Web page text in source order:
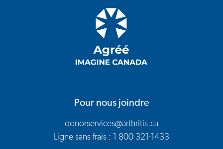
Pour nous joindre
donorservices@arthritis.ca
Ligne sans frais : 1 800 321-1433